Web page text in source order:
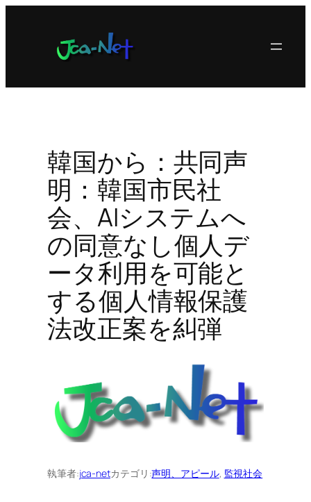
ッ
韓国から：共同声
明：韓国市民社
会、AIシステムへ
の同意なし個人デ
ータ利用を可能と
する個人情報保護
法改正案を糾弾
執筆者:jca-netカテゴリ:声明、アピール, 監視社会